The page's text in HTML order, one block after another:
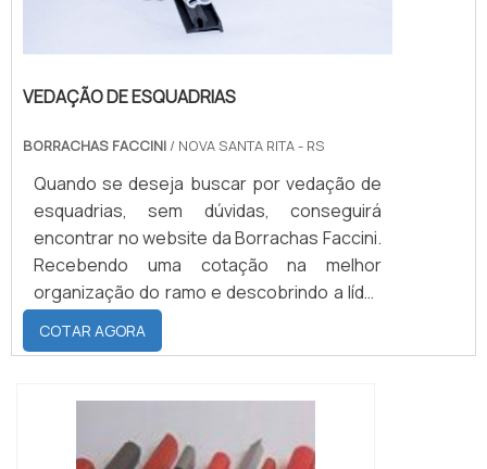
VEDAÇÃO DE ESQUADRIAS
BORRACHAS FACCINI / NOVA SANTA RITA - RS
Quando se deseja buscar por vedação de
esquadrias, sem dúvidas, conseguirá
encontrar no website da Borrachas Faccini.
Recebendo uma cotação na melhor
organização do ramo e descobrindo a líder
da área de atuação. Quando a questão é
vedação de esquadrias, com a equipe da
produtos que entregam durabilidade e
sustentabilidade para todas as aplicações.
MAIS DETALHES INTERESSANTES SOBRE
COTAR AGORA